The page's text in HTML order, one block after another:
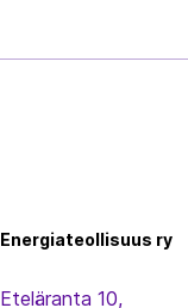
iEnergiateollisuus ry
Eteläranta 10,